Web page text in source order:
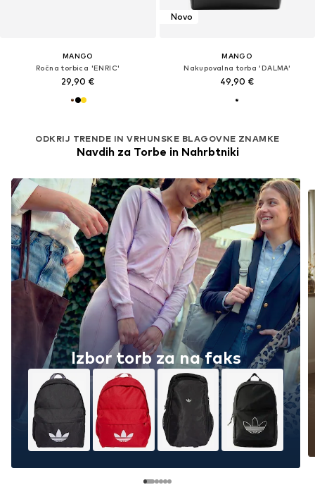
MANGO
Ročna torbica 'ENRIC'
29,90 €
Novo
MANGO
Nakupovalna torba 'DALMA'
49,90 €
ODKRIJ TRENDE IN VRHUNSKE BLAGOVNE ZNAMKE
Navdih za Torbe in Nahrbtniki
Izbor torb za na faks